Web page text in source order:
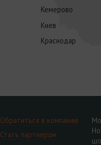
Кемерово
Киев
Краснодар
Обратиться в компанию
Стать партнером